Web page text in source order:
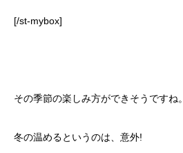
[/st-mybox]
その季節の楽しみ方ができそうですね。
冬の温めるというのは、意外!